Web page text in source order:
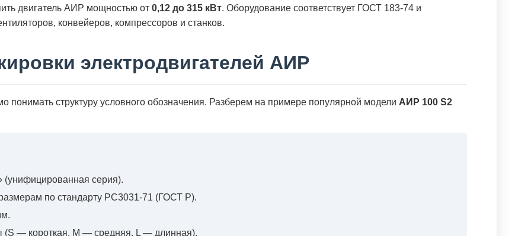
двигатель АИР мощностью от 0,12 до 315 кВт. Оборудование соответствует ГОСТ 183-74 и
конвейеров, компрессоров и станков.
электродвигателей АИР
понимать структуру условного обозначения. Разберем на примере популярной модели АИР 100 S2
(унифицированная серия).
по стандарту РС3031-71 (ГОСТ Р).
— короткая, M — средняя, L — длинная).